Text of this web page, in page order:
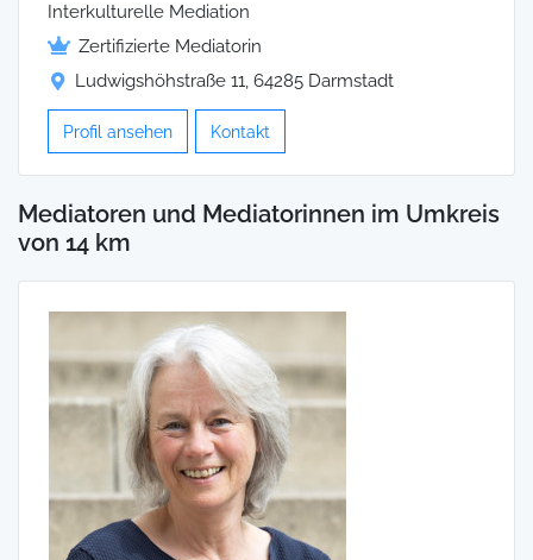
Interkulturelle Mediation
Zertifizierte Mediatorin
Ludwigshöhstraße 11, 64285 Darmstadt
Profil ansehen Kontakt
Mediatoren und Mediatorinnen im Umkreis
von 14 km